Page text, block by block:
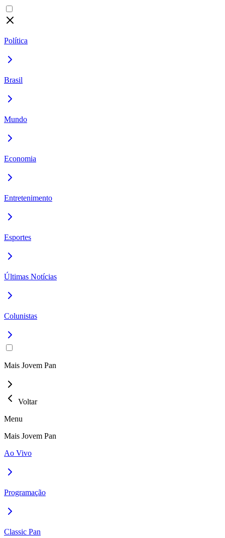
Política
Brasil
Mundo
Economia
Entretenimento
Esportes
Últimas Notícias
Colunistas
Mais Jovem Pan
Voltar
Menu
Mais Jovem Pan
Ao Vivo
Programação
Classic Pan